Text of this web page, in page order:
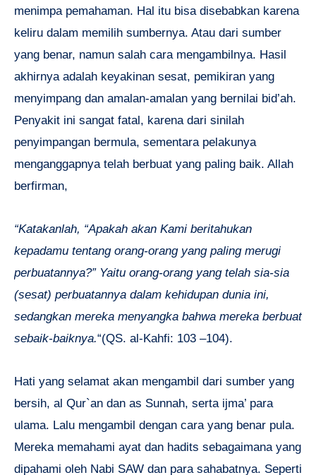
menimpa pemahaman. Hal itu bisa disebabkan karena
keliru dalam memilih sumbernya. Atau dari sumber
yang benar, namun salah cara mengambilnya. Hasil
akhirnya adalah keyakinan sesat, pemikiran yang
menyimpang dan amalan-amalan yang bernilai bid’ah.
Penyakit ini sangat fatal, karena dari sinilah
penyimpangan bermula, sementara pelakunya
menganggapnya telah berbuat yang paling baik. Allah
berfirman,
“Katakanlah, “Apakah akan Kami beritahukan
kepadamu tentang orang-orang yang paling merugi
perbuatannya?” Yaitu orang-orang yang telah sia-sia
(sesat) perbuatannya dalam kehidupan dunia ini,
sedangkan mereka menyangka bahwa mereka berbuat
sebaik-baiknya.“(QS. al-Kahfi: 103 –104).
Hati yang selamat akan mengambil dari sumber yang
bersih, al Qur`an dan as Sunnah, serta ijma’ para
ulama. Lalu mengambil dengan cara yang benar pula.
Mereka memahami ayat dan hadits sebagaimana yang
dipahami oleh Nabi SAW dan para sahabatnya. Seperti